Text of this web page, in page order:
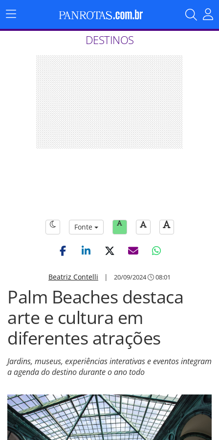
Menu
Principal
DESTINOS
Fonte
Beatriz Contelli | 20/09/2024 08:01
Palm Beaches destaca
arte e cultura em
diferentes atrações
Jardins, museus, experiências interativas e eventos integram
a agenda do destino durante o ano todo